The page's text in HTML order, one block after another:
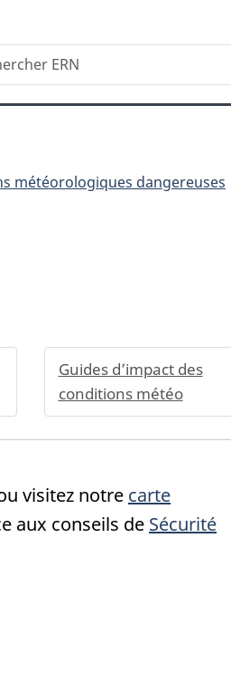
météorologiques dangereuses
Guides d’impact des
conditions météo
visitez notre carte
aux conseils de Sécurité